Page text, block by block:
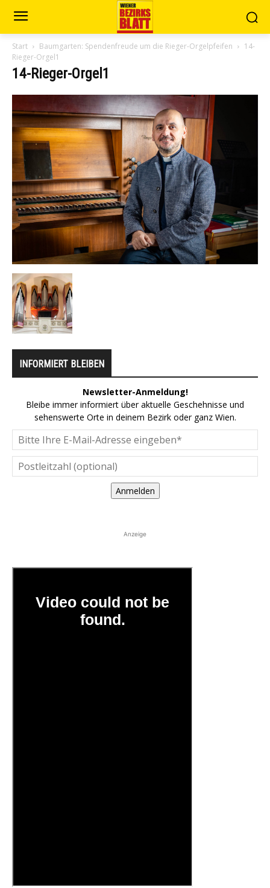
Start Baumgarten: Spendenfreude um die Rieger-Orgelpfeifen
14-
Rieger-Orgel1
14-Rieger-Orgel1
INFORMIERT BLEIBEN
Newsletter-Anmeldung!
Bleibe immer informiert über aktuelle Geschehnisse und
sehenswerte Orte in deinem Bezirk oder ganz Wien.
Anmelden
Anzeige